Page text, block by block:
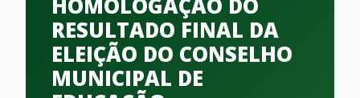
HOMOLOGAÇÃO DO
RESULTADO FINAL DA
ELEIÇÃO DO CONSELHO
MUNICIPAL DE